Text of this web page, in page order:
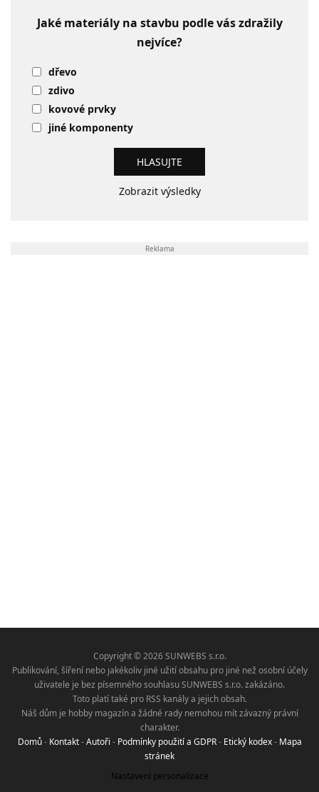
Jaké materiály na stavbu podle vás zdražily
nejvíce?
dřevo
zdivo
kovové prvky
jiné komponenty
Zobrazit výsledky
Reklama
Copyright © 2026 SUNWEBS s.r.o.
Publikování, šíření nebo jakékoliv jiné užití obsahu pro jiné než osobní účely
uživatele je bez písemného souhlasu SUNWEBS s.r.o. zakázáno.
Toto platí také pro RSS kanály a jejich obsah.
Náš dům je hobby magazín a žádné rady nemohou mít závazný právní
charakter.
Domů- Kontakt-Autoři - Podmínky použití a GDPR- Etický kodex- Mapa
stránek
Nastavení personalizace